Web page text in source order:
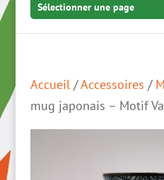
Sélectionner une page
Accueil/Accessoires /
mug japonais – Motif